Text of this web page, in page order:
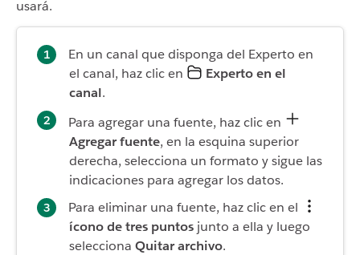
usará.
En un canal que disponga del Experto en
el canal, haz clic en
Experto en el
canal.
Para agregar una fuente, haz clic en
Agregar fuente, en la esquina superior
derecha, selecciona un formato y sigue las
indicaciones para agregar los datos.
Para eliminar una fuente, haz clic en el
ícono de tres puntos junto a ella y luego
selecciona Quitar archivo.